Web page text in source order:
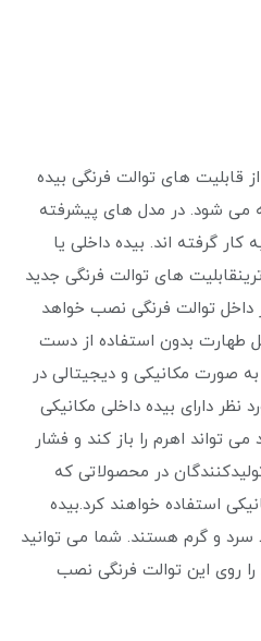
قابلیت‌ های توالت فرنگی بیده
مدل مگا 69 شناخته می شود. در مدل های پیشرفته
کار گرفته اند. بیده داخلی یا
های توالت فرنگی جدید
داخل توالت فرنگی نصب خواهد
طهارت بدون استفاده از دست
صورت مکانیکی و دیجیتالی در
نظر دارای بیده داخلی مکانیکی
تواند اهرم را باز کند و فشار
در محصولاتی که
استفاده خواهند کرد.بیده
سرد و گرم هستند. شما می توانید
روی این توالت فرنگی نصب